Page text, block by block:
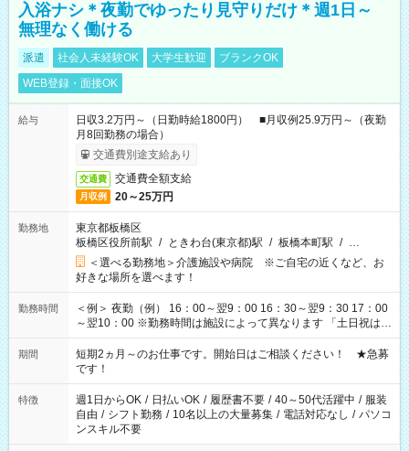
入浴ナシ＊夜勤でゆったり見守りだけ＊週1日～
無理なく働ける
派遣 社会人未経験OK 大学生歓迎
ブランクOK
WEB登録・面接OK
給与
日収3.2万円～（日勤時給1800円） ■月収例25.9万円～（夜勤
月8回勤務の場合）
交通費別途支給あり
交通費 交通費全額支給
月収例 20～25万円
勤務地
東京都板橋区
板橋区役所前駅 / ときわ台(東京都)駅 / 板橋本町駅 / …
＜選べる勤務地＞介護施設や病院 ※ご自宅の近くなど、お
好きな場所を選べます！
勤務時間
＜例＞ 夜勤（例） 16：00～翌9：00 16：30～翌9：30 17：00
～翌10：00 ※勤務時間は施設によって異なります 「土日祝は休
みたい」 「しっかり稼ぎたい」 「もう少し遅い時間から始めた
い」など ご希望にあったお仕事をご案内いたします。 ※未経験
の方の場合は1～2ヶ月間は日中での仕事を経験いただき、 お
仕事に慣れてからの夜勤になります。 ★家庭の都合でお休みが
必要な場合も遠慮なくご相談ください。
期間
短期2ヵ月～のお仕事です。開始日はご相談ください！ ★急募
です！
特徴 週1日からOK / 日払いOK / 履歴書不要 / 40～50代活躍中 / 服装
自由 / シフト勤務 / 10名以上の大量募集 / 電話対応なし / パソコ
ンスキル不要